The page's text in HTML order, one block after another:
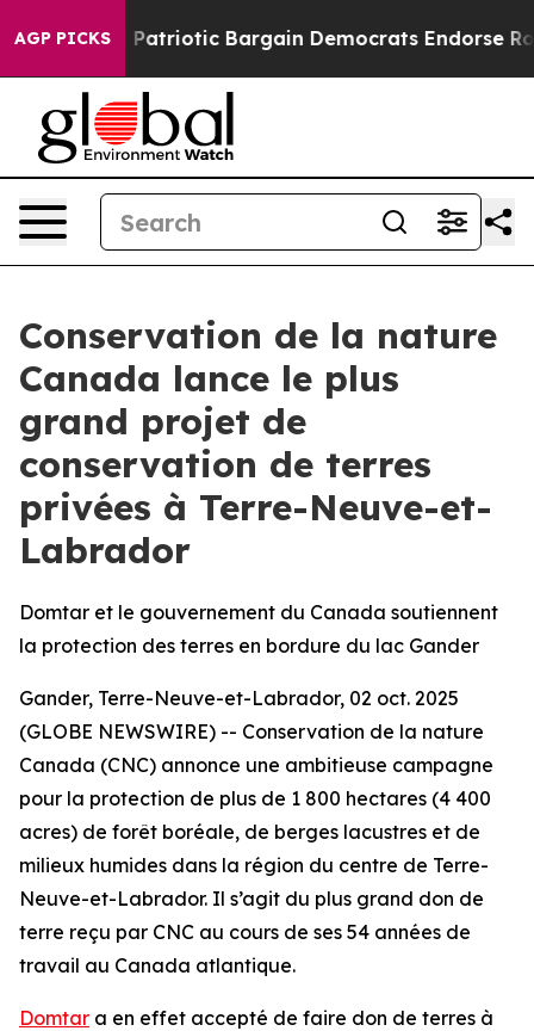
AGP PICKS
Patriotic Bargain Democrats Endorse Rogers,
Conservation de la nature
Canada lance le plus
grand projet de
conservation de terres
privées à Terre-Neuve-et-
Labrador
Domtar et le gouvernement du Canada soutiennent
la protection des terres en bordure du lac Gander
Gander, Terre-Neuve-et-Labrador, 02 oct. 2025
(GLOBE NEWSWIRE) -- Conservation de la nature
Canada (CNC) annonce une ambitieuse campagne
pour la protection de plus de 1 800 hectares (4 400
acres) de forêt boréale, de berges lacustres et de
milieux humides dans la région du centre de Terre-
Neuve-et-Labrador. Il s’agit du plus grand don de
terre reçu par CNC au cours de ses 54 années de
travail au Canada atlantique.
Domtar a en effet accepté de faire don de terres à